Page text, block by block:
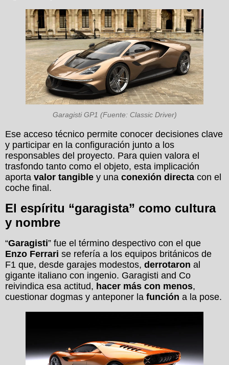
Garagisti GP1 (Fuente: Classic Driver)
Ese acceso técnico permite conocer decisiones clave
y participar en la configuración junto a los
responsables del proyecto. Para quien valora el
trasfondo tanto como el objeto, esta implicación
aporta valor tangible y una conexión directa con el
coche final.
El espíritu “garagista” como cultura
y nombre
“Garagisti” fue el término despectivo con el que
Enzo Ferrari se refería a los equipos británicos de
F1 que, desde garajes modestos, derrotaron al
gigante italiano con ingenio. Garagisti and Co
reivindica esa actitud, hacer más con menos,
cuestionar dogmas y anteponer la función a la pose.